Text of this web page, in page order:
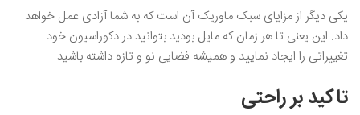
یکی دیگر از مزایای سبک ماوریک آن است که به شما آزادی عمل خواهد
داد. این یعنی تا هر زمان که مایل بودید بتوانید در دکوراسیون خود
تغییراتی را ایجاد نمایید و همیشه فضایی نو و تازه داشته باشید.
تاکید بر راحتی